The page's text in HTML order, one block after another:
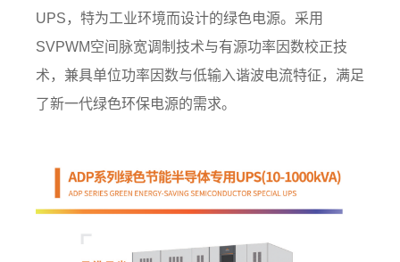
UPS，特为工业环境而设计的绿色电源。采用
SVPWM空间脉宽调制技术与有源功率因数校正技
术，兼具单位功率因数与低输入谐波电流特征，满足
了新一代绿色环保电源的需求。